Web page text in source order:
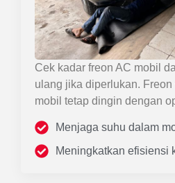
Cek kadar freon AC mobil
ulang jika diperlukan.
mobil tetap dingin dengan
Menjaga suhu dalam
Meningkatkan efisiensi